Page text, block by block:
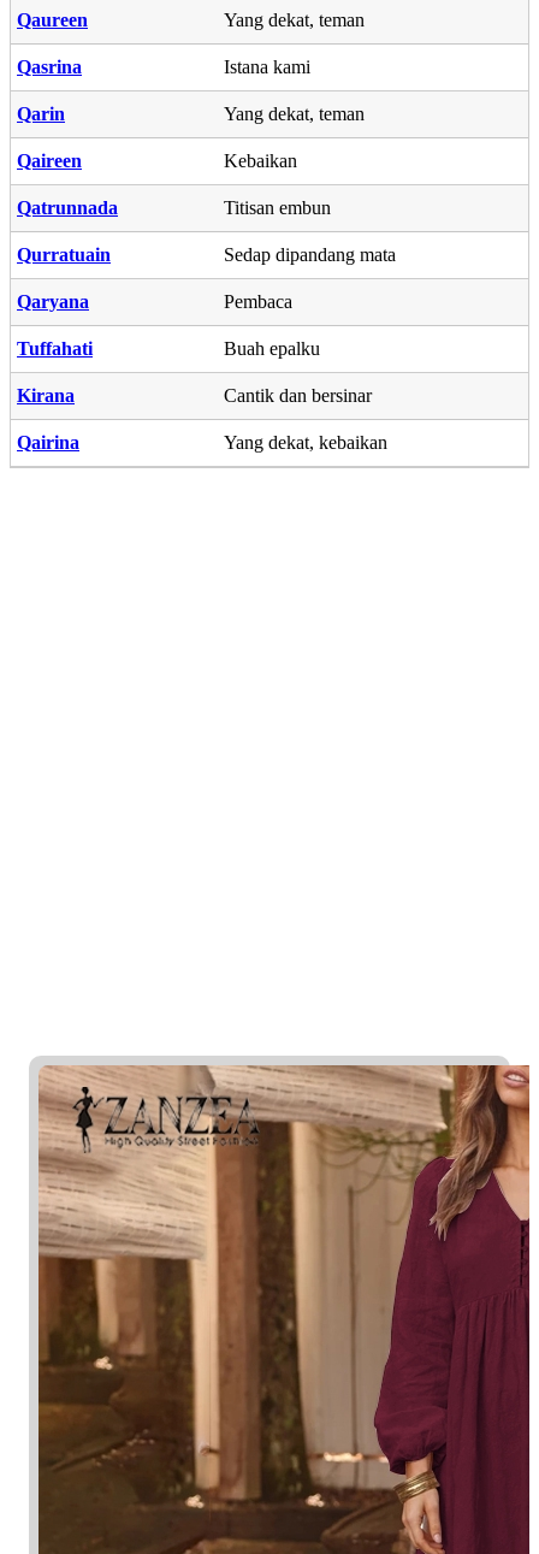
Qaureen Yang dekat, teman
Qasrina Istana kami
Qarin Yang dekat, teman
Qaireen Kebaikan
Qatrunnada Titisan embun
Qurratuain Sedap dipandang mata
Qaryana Pembaca
Tuffahati Buah epalku
Kirana Cantik dan bersinar
Qairina Yang dekat, kebaikan